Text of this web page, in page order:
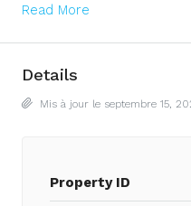
Read More
Details
Mis à jour le septembre 15,
Property ID